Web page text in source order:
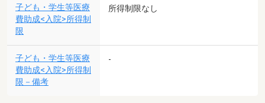
子ども・学生等医療
費助成<入院>所得制
限
所得制限なし
子ども・学生等医療
費助成<入院>所得制
限－備考
-